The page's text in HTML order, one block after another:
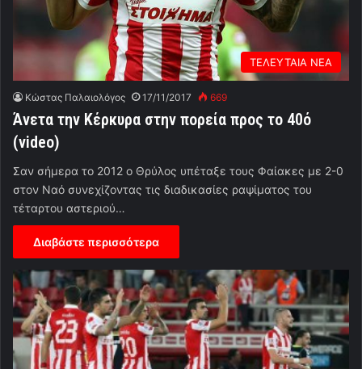
ΤΕΛΕΥΤΑΙΑ ΝΕΑ
Κώστας Παλαιολόγος 17/11/2017 669
Άνετα την Κέρκυρα στην πορεία προς το 40ό
(video)
Σαν σήμερα το 2012 ο Θρύλος υπέταξε τους Φαίακες με 2-0
στον Ναό συνεχίζοντας τις διαδικασίες ραψίματος του
τέταρτου αστεριού…
Διαβάστε περισσότερα